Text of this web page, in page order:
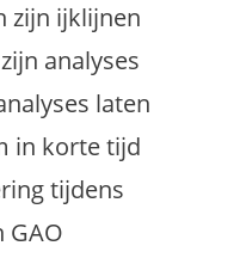
zijn ijklijnen
analyses
laten
in korte tijd
tijdens
GAO